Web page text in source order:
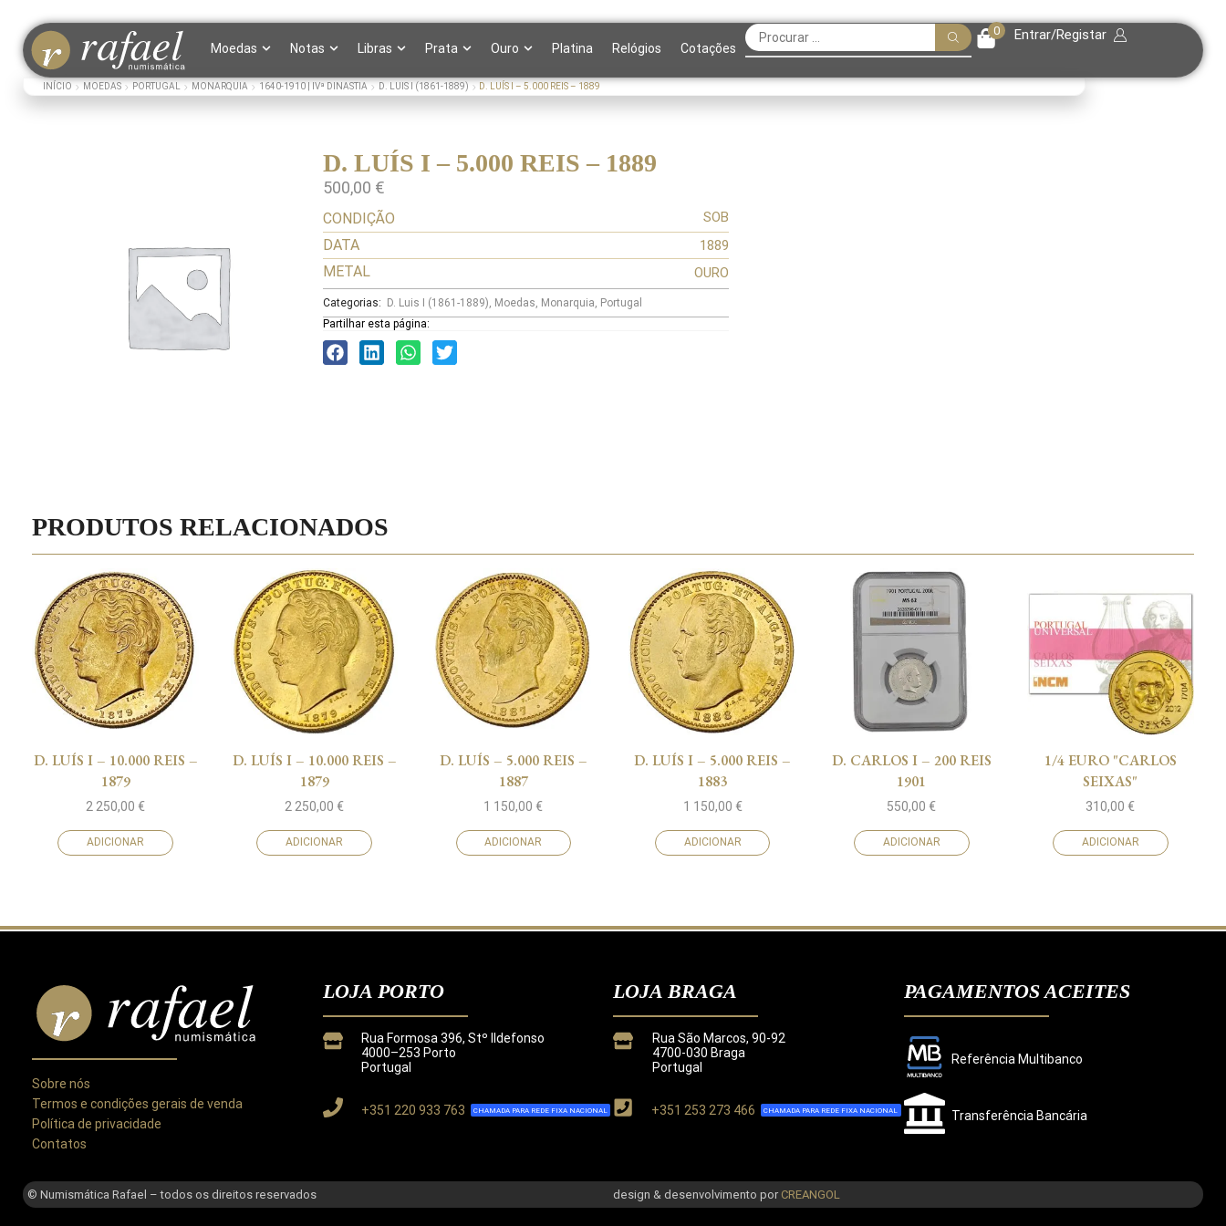
Moedas Notas Libras Prata Ouro Platina Relógios Cotações
0 Entrar/Registar
INÍCIO MOEDAS PORTUGAL MONARQUIA 1640-1910 | IVª DINASTIA D. LUIS I (1861-1889) D. LUÍS I – 5.000 REIS – 1889
D. LUÍS I – 5.000 REIS – 1889
500,00 €
CONDIÇÃO SOB
DATA 1889
METAL OURO
Categorias: D. Luis I (1861-1889), Moedas, Monarquia, Portugal
Partilhar esta página:
PRODUTOS RELACIONADOS
D. LUÍS I – 10.000 REIS –
1879
2 250,00€
ADICIONAR
D. LUÍS I – 10.000 REIS –
1879
2 250,00€
ADICIONAR
D. LUÍS – 5.000 REIS –
1887
1 150,00€
ADICIONAR
D. LUÍS I – 5.000 REIS –
1883
1 150,00 €
ADICIONAR
D. CARLOS I – 200 REIS
1901
550,00€
ADICIONAR
1/4 EURO "CARLOS
SEIXAS"
310,00€
ADICIONAR
Este site utiliza cookies para melhorar a sua experiência.
Sobre nós
Termos e condições gerais de venda
Política de privacidade
Contatos
LOJA PORTO
Rua Formosa 396, Stº Ildefonso
4000–253 Porto
Portugal
+351 220 933 763 CHAMADA PARA REDE FIXA NACIONAL
LOJA BRAGA
Rua São Marcos, 90-92
4700-030 Braga
Portugal
+351 253 273 466 CHAMADA PARA REDE FIXA NACIONAL
PAGAMENTOS ACEITES
Referência Multibanco
Transferência Bancária
© Numismática Rafael – todos os direitos reservados design & desenvolvimento por CREANGOL